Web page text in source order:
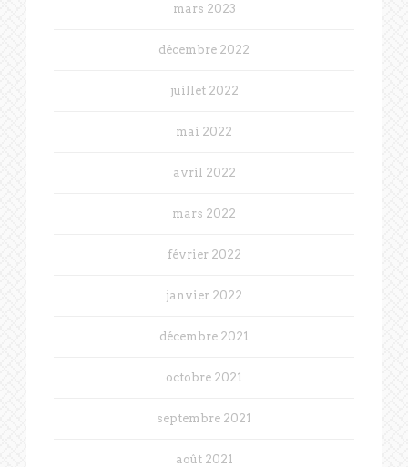
mars 2023
décembre 2022
juillet 2022
mai 2022
avril 2022
mars 2022
février 2022
janvier 2022
décembre 2021
octobre 2021
septembre 2021
août 2021